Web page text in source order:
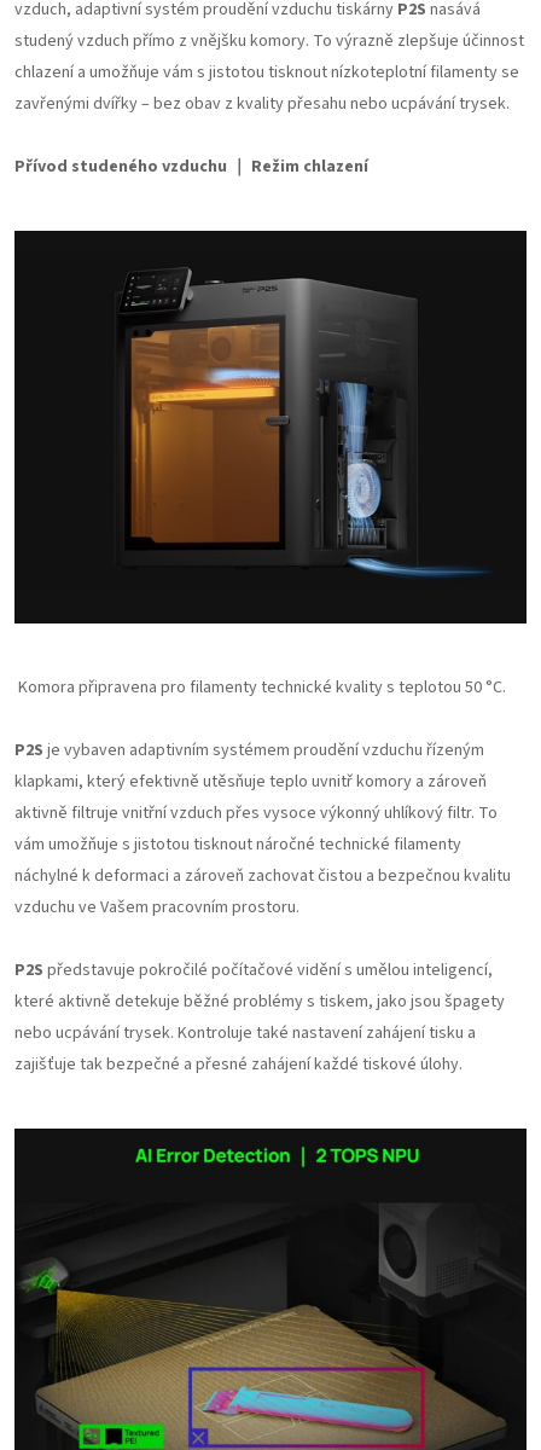
vzduch, adaptivní systém proudění vzduchu tiskárny P2S nasává
studený vzduch přímo z vnějšku komory. To výrazně zlepšuje účinnost
chlazení a umožňuje vám s jistotou tisknout nízkoteplotní filamenty se
zavřenými dvířky – bez obav z kvality přesahu nebo ucpávání trysek.
Přívod studeného vzduchu ｜ Režim chlazení
Komora připravena pro filamenty technické kvality s teplotou 50 °C.
P2S je vybaven adaptivním systémem proudění vzduchu řízeným
klapkami, který efektivně utěsňuje teplo uvnitř komory a zároveň
aktivně filtruje vnitřní vzduch přes vysoce výkonný uhlíkový filtr. To
vám umožňuje s jistotou tisknout náročné technické filamenty
náchylné k deformaci a zároveň zachovat čistou a bezpečnou kvalitu
vzduchu ve Vašem pracovním prostoru.
P2S představuje pokročilé počítačové vidění s umělou inteligencí,
které aktivně detekuje běžné problémy s tiskem, jako jsou špagety
nebo ucpávání trysek. Kontroluje také nastavení zahájení tisku a
zajišťuje tak bezpečné a přesné zahájení každé tiskové úlohy.